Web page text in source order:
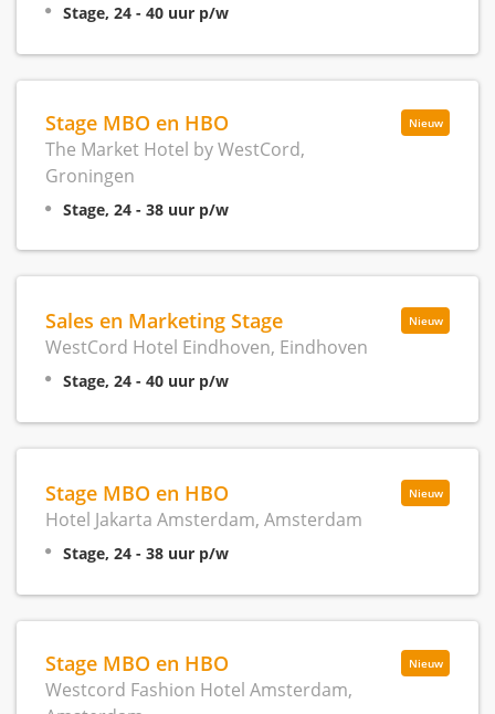
Stage, 24 - 40 uur p/w
Nieuw
Stage MBO en HBO
The Market Hotel by WestCord,
Groningen
Stage, 24 - 38 uur p/w
Nieuw
Sales en Marketing Stage
WestCord Hotel Eindhoven, Eindhoven
Stage, 24 - 40 uur p/w
Nieuw
Stage MBO en HBO
Hotel Jakarta Amsterdam, Amsterdam
Stage, 24 - 38 uur p/w
Nieuw
Stage MBO en HBO
Westcord Fashion Hotel Amsterdam,